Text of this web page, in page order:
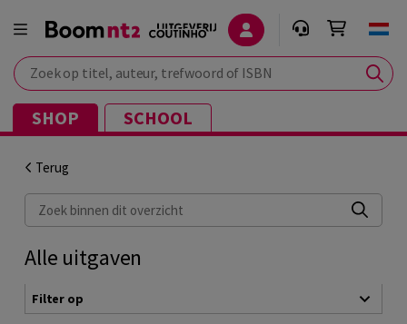
Zoek op titel, auteur, trefwoord of ISBN
SHOP SCHOOL
Terug
Zoek binnen dit overzicht
Alle uitgaven
Filter op